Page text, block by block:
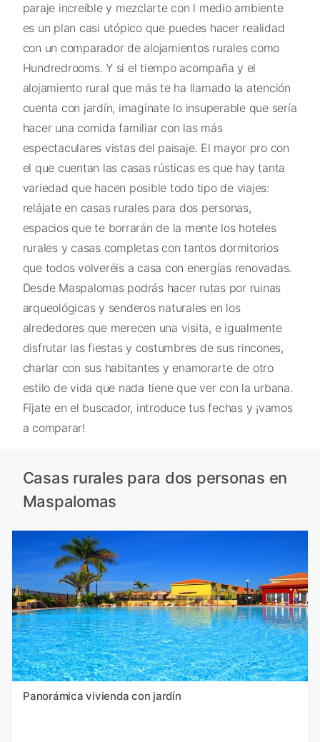
paraje increíble y mezclarte con l medio ambiente
es un plan casi utópico que puedes hacer realidad
con un comparador de alojamientos rurales como
Hundredrooms. Y si el tiempo acompaña y el
alojamiento rural que más te ha llamado la atención
cuenta con jardín, imagínate lo insuperable que sería
hacer una comida familiar con las más
espectaculares vistas del paisaje. El mayor pro con
el que cuentan las casas rústicas es que hay tanta
variedad que hacen posible todo tipo de viajes:
relájate en casas rurales para dos personas,
espacios que te borrarán de la mente los hoteles
rurales y casas completas con tantos dormitorios
que todos volveréis a casa con energías renovadas.
Desde Maspalomas podrás hacer rutas por ruinas
arqueológicas y senderos naturales en los
alrededores que merecen una visita, e igualmente
disfrutar las fiestas y costumbres de sus rincones,
charlar con sus habitantes y enamorarte de otro
estilo de vida que nada tiene que ver con la urbana.
Fíjate en el buscador, introduce tus fechas y ¡vamos
a comparar!
Casas rurales para dos personas en
Maspalomas
Panorámica vivienda con jardín